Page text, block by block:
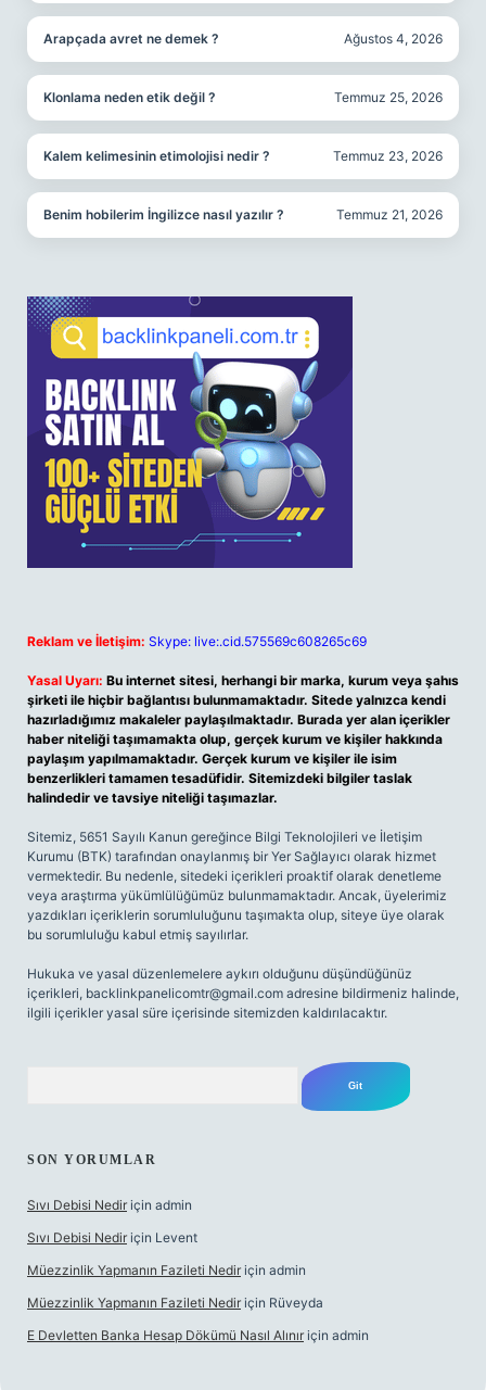
Arapçada avret ne demek ? Ağustos 4, 2026
Klonlama neden etik değil ? Temmuz 25, 2026
Kalem kelimesinin etimolojisi nedir ? Temmuz 23, 2026
Benim hobilerim İngilizce nasıl yazılır ? Temmuz 21, 2026
Reklam ve İletişim: Skype: live:.cid.575569c608265c69
Yasal Uyarı: Bu internet sitesi, herhangi bir marka, kurum veya şahıs
şirketi ile hiçbir bağlantısı bulunmamaktadır. Sitede yalnızca kendi
hazırladığımız makaleler paylaşılmaktadır. Burada yer alan içerikler
haber niteliği taşımamakta olup, gerçek kurum ve kişiler hakkında
paylaşım yapılmamaktadır. Gerçek kurum ve kişiler ile isim
benzerlikleri tamamen tesadüfidir. Sitemizdeki bilgiler taslak
halindedir ve tavsiye niteliği taşımazlar.
Sitemiz, 5651 Sayılı Kanun gereğince Bilgi Teknolojileri ve İletişim
Kurumu (BTK) tarafından onaylanmış bir Yer Sağlayıcı olarak hizmet
vermektedir. Bu nedenle, sitedeki içerikleri proaktif olarak denetleme
veya araştırma yükümlülüğümüz bulunmamaktadır. Ancak, üyelerimiz
yazdıkları içeriklerin sorumluluğunu taşımakta olup, siteye üye olarak
bu sorumluluğu kabul etmiş sayılırlar.
Hukuka ve yasal düzenlemelere aykırı olduğunu düşündüğünüz
içerikleri, backlinkpanelicomtr@gmail.com adresine bildirmeniz halinde,
ilgili içerikler yasal süre içerisinde sitemizden kaldırılacaktır.
SON YORUMLAR
Sıvı Debisi Nedir için admin
Sıvı Debisi Nedir için Levent
Müezzinlik Yapmanın Fazileti Nedir için admin
Müezzinlik Yapmanın Fazileti Nedir için Rüveyda
E Devletten Banka Hesap Dökümü Nasıl Alınır için admin